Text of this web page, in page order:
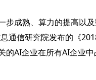
成熟、算力的提高以及
通信研究院发布的《
的AI企业在所有AI企业中